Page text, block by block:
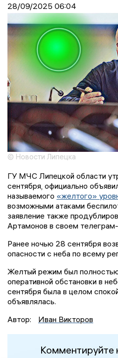
28/09/2025 06:04
© Новости Липецка
ГУ МЧС Липецкой области
сентября, официально
называемого «желтого»
возможными атаками
заявление также
Артамонов в своем
Ранее ночью 28 сентября
опасности с неба по всему
Желтый режим был
оперативной обстановки в
сентября была в целом
объявлялась.
Автор:
Иван Викторов
Комментируйте